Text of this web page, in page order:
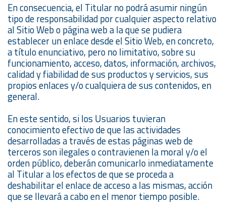
En consecuencia, el Titular no podrá asumir ningún
tipo de responsabilidad por cualquier aspecto relativo
al Sitio Web o página web a la que se pudiera
establecer un enlace desde el Sitio Web, en concreto,
a título enunciativo, pero no limitativo, sobre su
funcionamiento, acceso, datos, información, archivos,
calidad y fiabilidad de sus productos y servicios, sus
propios enlaces y/o cualquiera de sus contenidos, en
general.
En este sentido, si los Usuarios tuvieran
conocimiento efectivo de que las actividades
desarrolladas a través de estas páginas web de
terceros son ilegales o contravienen la moral y/o el
orden público, deberán comunicarlo inmediatamente
al Titular a los efectos de que se proceda a
deshabilitar el enlace de acceso a las mismas, acción
que se llevará a cabo en el menor tiempo posible.